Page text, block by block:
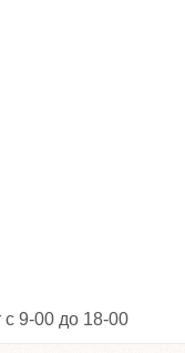
9-00 до 18-00